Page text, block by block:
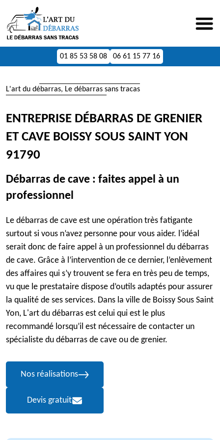
01 85 53 58 08 06 61 15 77 16
L'art du débarras, Le débarras sans tracas
ENTREPRISE DÉBARRAS DE GRENIER
ET CAVE BOISSY SOUS SAINT YON
91790
Débarras de cave : faites appel à un
professionnel
Le débarras de cave est une opération très fatigante
surtout si vous n’avez personne pour vous aider. l’idéal
serait donc de faire appel à un professionnel du débarras
de cave. Grâce à l’intervention de ce dernier, l’enlèvement
des affaires qui s’y trouvent se fera en très peu de temps,
vu que le prestataire dispose d’outils adaptés pour assurer
la qualité de ses services. Dans la ville de Boissy Sous Saint
Yon, L'art du débarras est celui qui est le plus
recommandé lorsqu’il est nécessaire de contacter un
spécialiste du débarras de cave ou de grenier.
Nos réalisations
Devis gratuit